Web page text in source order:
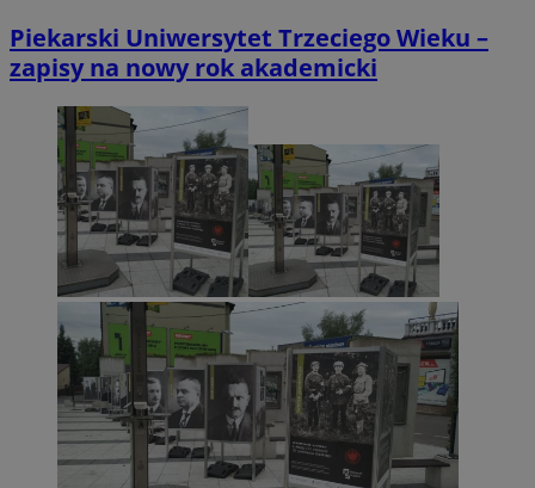
Piekarski Uniwersytet Trzeciego Wieku –
zapisy na nowy rok akademicki